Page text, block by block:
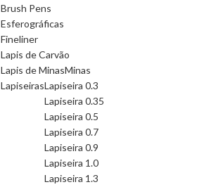
Brush Pens
Esferográficas
Fineliner
Lapis de Carvão
Lapis de MinasMinas
LapiseirasLapiseira 0.3
Lapiseira 0.35
Lapiseira 0.5
Lapiseira 0.7
Lapiseira 0.9
Lapiseira 1.0
Lapiseira 1.3